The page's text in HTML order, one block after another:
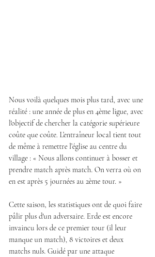
Nous voilà quelques mois plus tard, avec une
réalité : une année de plus en 4ème ligue, avec
l'objectif de chercher la catégorie supérieure
coûte que coûte. L’entraîneur local tient tout
de même à remettre l’église au centre du
village : « Nous allons continuer à bosser et
prendre match après match. On verra où on
en est après 5 journées au 2ème tour. »
Cette saison, les statistiques ont de quoi faire
pâlir plus d'un adversaire. Erde est encore
invaincu lors de ce premier tour (il leur
manque un match), 8 victoires et deux
matchs nuls. Guidé par une attaque